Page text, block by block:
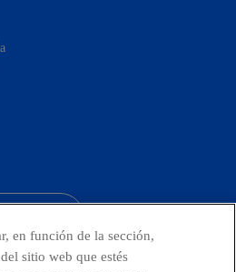
en función de la sección,
sitio web que estés